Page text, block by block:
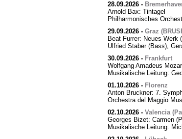
28.09.2026-
Arnold Bax: Tintagel
Philharmonisches
29.09.2026- Graz
Beat Furrer: Neues Werk
Ulfried Staber (Bass),
30.09.2026- Frankfurt
Wolfgang Amadeus
Musikalische Leitung:
01.10.2026- Florenz
Anton Bruckner: 7.
Orchestra del Maggio
02.10.2026- Valencia
Georges Bizet: Carmen
Musikalische Leitung: